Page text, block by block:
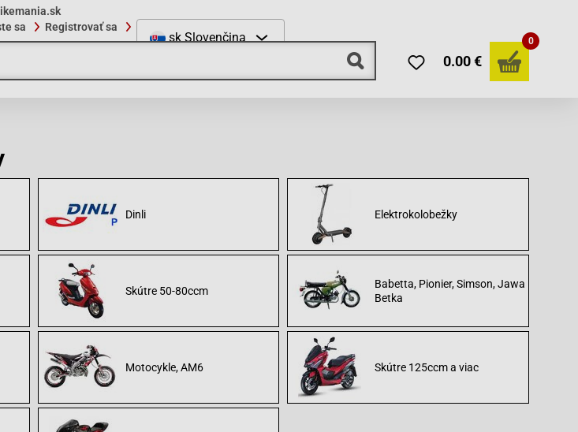
sa Registrovať sa
sk Slovenčina
0.00 €
0
Dinli Elektrokolobežky
Skútre 50-80ccm
Babetta, Pionier, Simson, Jawa
Betka
Motocykle, AM6 Skútre 125ccm a viac